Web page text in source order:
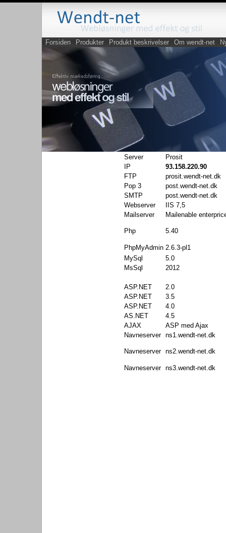
Forsiden Produkter Produkt beskrivelser Om wendt-net
Server
Prosit
IP
93.158.220.90
FTP
prosit.wendt-net.dk
Pop 3
post.wendt-net.dk
SMTP
post.wendt-net.dk
Webserver
IIS 7,5
Mailserver
Mailenable
Php 5.40
PhpMyAdmin 2.6.3-pl1
MySql
5.0
MsSql
2012
ASP.NET
2.0
ASP.NET
3.5
ASP.NET
4.0
AS.NET
4.5
AJAX
ASP med Ajax
Navneserver
ns1.wendt-net.dk
Navneserver ns2.wendt-net.dk
Navneserver ns3.wendt-net.dk